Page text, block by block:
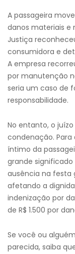
A passageira
danos materiais e
Justiça
consumidora e
A empresa
por manutenção
seria um caso de
responsabilidade.
No entanto, o
condenação.
íntimo da
grande
ausência na festa
afetando a
indenização por
de R$ 1.500 por
Se você ou
parecida, saiba